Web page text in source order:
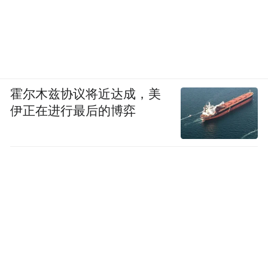
霍尔木兹协议将近达成，美
伊正在进行最后的博弈